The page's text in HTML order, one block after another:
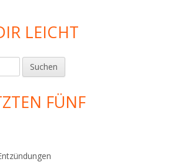
LEICHT
FÜNF